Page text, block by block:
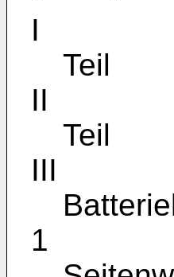
I
Teil
II
Teil
III
1